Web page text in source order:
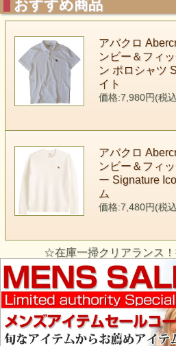
おすすめ商品
アバクロ
ンビー＆フィ
ン ポロシャツ
イト
価格:7,980円(税
アバクロ
ンビー＆フィ
ー Signature
ム
価格:7,480円(税
☆在庫一掃クリアランス！